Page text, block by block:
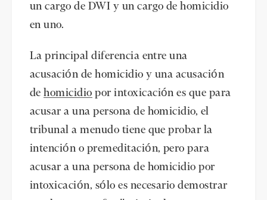
un cargo de DWI y un cargo de homicidio
en uno.
La principal diferencia entre una
acusación de homicidio y una acusación
de homicidio por intoxicación es que para
acusar a una persona de homicidio, el
tribunal a menudo tiene que probar la
intención o premeditación, pero para
acusar a una persona de homicidio por
intoxicación, sólo es necesario demostrar